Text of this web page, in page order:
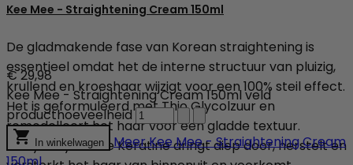
Kee Mee - Straightening Cream 150ml
De gladmakende fase van Korean straightening is
essentieel omdat het de interne structuur van pluizig,
krullend en kroeshaar wijzigt voor een 100% steil effect.
Het is geformuleerd met Thio Glycolzuur en
remodelleert het haar voor een gladde textuur.
Gehydrolyseerde Keratine dringt diep door, herstelt en
€ 29,98
Kee Mee - Straightening Cream 150ml veld
producthoeveelheid
 In winkelwagen MeerKee Mee - Straightening Cream
150ml